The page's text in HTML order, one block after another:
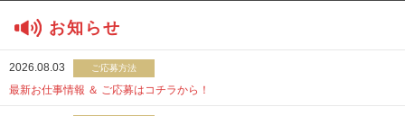
2026.08.03 ご応募方法
最新お仕事情報 ＆ ご応募はコチラから！